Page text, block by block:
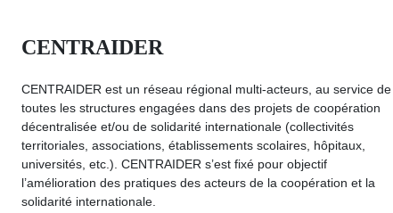
CENTRAIDER
CENTRAIDER est un réseau régional multi-acteurs, au service de
toutes les structures engagées dans des projets de coopération
décentralisée et/ou de solidarité internationale (collectivités
territoriales, associations, établissements scolaires, hôpitaux,
universités, etc.). CENTRAIDER s’est fixé pour objectif
l’amélioration des pratiques des acteurs de la coopération et la
solidarité internationale.